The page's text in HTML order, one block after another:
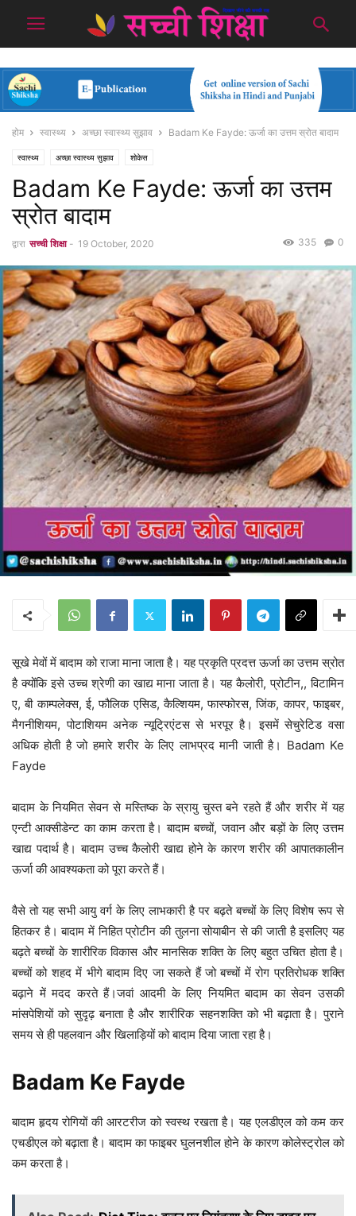
होम स्वास्थ्य अच्छा स्वास्थ्य सुझाव Badam Ke Fayde: ऊर्जा का उत्तम स्रोत बादाम
स्वास्थ्य अच्छा स्वास्थ्य सुझाव शोकेस
Badam Ke Fayde: ऊर्जा का उत्तम
स्रोत बादाम
द्वारा सच्ची शिक्षा - 19 October, 2020 0
335
सूखे मेवों में बादाम को राजा माना जाता है। यह प्रकृति प्रदत्त ऊर्जा का उत्तम स्रोत
है क्योंकि इसे उच्च श्रेणी का खाद्य माना जाता है। यह कैलोरी, प्रोटीन,, विटामिन
ए, बी काम्पलेक्स, ई, फौलिक एसिड, कैल्शियम, फास्फोरस, जिंक, कापर, फाइबर,
मैगनीशियम, पोटाशियम अनेक न्यूट्रिएंटस से भरपूर है। इसमें सेचुरेटिड वसा
अधिक होती है जो हमारे शरीर के लिए लाभप्रद मानी जाती है। Badam Ke
Fayde
बादाम के नियमित सेवन से मस्तिष्क के स्रायु चुस्त बने रहते हैं और शरीर में यह
एन्टी आक्सीडेन्ट का काम करता है। बादाम बच्चों, जवान और बड़ों के लिए उत्तम
खाद्य पदार्थ है। बादाम उच्च कैलोरी खाद्य होने के कारण शरीर की आपातकालीन
ऊर्जा की आवश्यकता को पूरा करते हैं।
वैसे तो यह सभी आयु वर्ग के लिए लाभकारी है पर बढ़ते बच्चों के लिए विशेष रूप से
हितकर है। बादाम में निहित प्रोटीन की तुलना सोयाबीन से की जाती है इसलिए यह
बढ़ते बच्चों के शारीरिक विकास और मानसिक शक्ति के लिए बहुत उचित होता है।
बच्चों को शहद में भीगे बादाम दिए जा सकते हैं जो बच्चों में रोग प्रतिरोधक शक्ति
बढ़ाने में मदद करते हैं।जवां आदमी के लिए नियमित बादाम का सेवन उसकी
मांसपेशियों को सुदृढ़ बनाता है और शारीरिक सहनशक्ति को भी बढ़ाता है। पुराने
समय से ही पहलवान और खिलाड़ियों को बादाम दिया जाता रहा है।
Badam Ke Fayde
बादाम हृदय रोगियों की आरटरीज को स्वस्थ रखता है। यह एलडीएल को कम कर
एचडीएल को बढ़ाता है। बादाम का फाइबर घुलनशील होने के कारण कोलेस्ट्रोल को
कम करता है।